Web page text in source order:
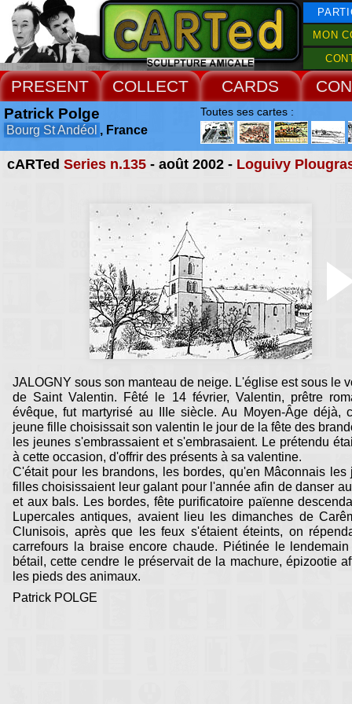
MON
PRESENT COLLECT CARDS
cARTed Series n.135- août 2002 - Loguivy
JALOGNY sous son manteau de neige. L'église est sous le
de Saint Valentin. Fêté le 14 février, Valentin, prêtre
évêque, fut martyrisé au IIIe siècle. Au Moyen-Âge déjà,
jeune fille choisissait son valentin le jour de la fête des
les jeunes s'embrassaient et s'embrasaient. Le prétendu
à cette occasion, d'offrir des présents à sa valentine.
C'était pour les brandons, les bordes, qu'en Mâconnais les
filles choisissaient leur galant pour l'année afin de danser
et aux bals. Les bordes, fête purificatoire païenne
Lupercales antiques, avaient lieu les dimanches de
Clunisois, après que les feux s'étaient éteints, on
carrefours la braise encore chaude. Piétinée le
bétail, cette cendre le préservait de la machure, épizootie
les pieds des animaux.
Patrick POLGE
Patrick Polge
Bourg St Andéol , France
Toutes ses cartes :